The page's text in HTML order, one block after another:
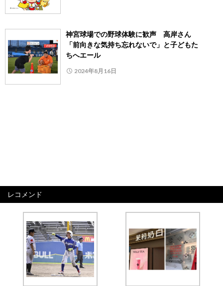
神宮球場での野球体験に歓声 高岸さん
「前向きな気持ち忘れないで」と子どもた
ちへエール
2024年8月16日
レコメンド